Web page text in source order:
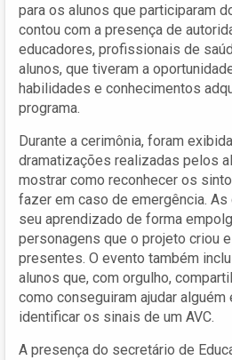
para os alunos que participaram
contou com a presença de
educadores, profissionais de
alunos, que tiveram a
habilidades e conhecimentos
programa.
Durante a cerimônia, foram
dramatizações realizadas pelos
mostrar como reconhecer os
fazer em caso de emergência.
seu aprendizado de forma
personagens que o projeto criou
presentes. O evento também
alunos que, com orgulho,
como conseguiram ajudar alguém
identificar os sinais de um AVC.
A presença do secretário de